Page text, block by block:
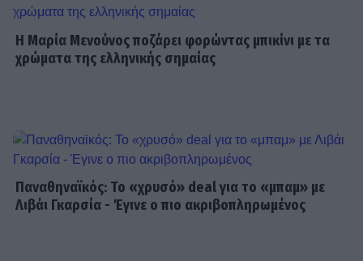
MEDIA
Έλλη Κασόλη: «Έχω τη φιλοσοφία
του «στρατιώτη»
MEDIA
Για Σένα: Γνωρίστε την οικογένεια
Ηλιάδη – Εκεί όπου οι πιο δυνατοί
δεσμοί δοκιμάζονται περισσότερο
Η Μαρία Μενούνος ποζάρει φορώντας μπικίνι με τα
χρώματα της ελληνικής σημαίας
Παναθηναϊκός: Το «χρυσό» deal για το «μπαμ» με
Λιβάι Γκαρσία - Έγινε ο πιο ακριβοπληρωμένος